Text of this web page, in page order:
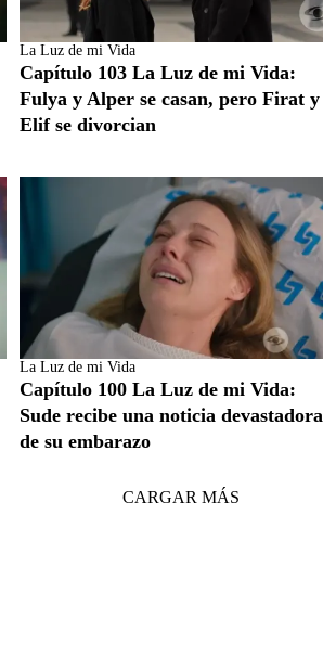
La Luz de mi Vida
Capítulo 103 La Luz de mi Vida:
Fulya y Alper se casan, pero Firat y
Elif se divorcian
La Luz de mi Vida
Capítulo 100 La Luz de mi Vida:
Sude recibe una noticia devastadora
de su embarazo
CARGAR MÁS